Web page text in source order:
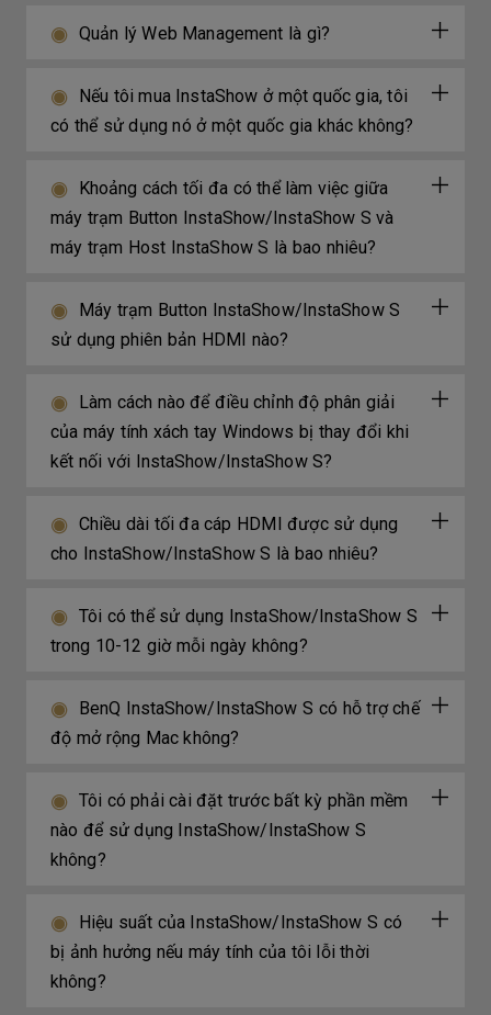
Quản lý Web Management là gì?
Nếu tôi mua InstaShow ở một quốc gia, tôi
có thể sử dụng nó ở một quốc gia khác không?
Khoảng cách tối đa có thể làm việc giữa
máy trạm Button InstaShow/InstaShow S và
máy trạm Host InstaShow S là bao nhiêu?
Máy trạm Button InstaShow/InstaShow S
sử dụng phiên bản HDMI nào?
Làm cách nào để điều chỉnh độ phân giải
của máy tính xách tay Windows bị thay đổi khi
kết nối với InstaShow/InstaShow S?
Chiều dài tối đa cáp HDMI được sử dụng
cho InstaShow/InstaShow S là bao nhiêu?
Tôi có thể sử dụng InstaShow/InstaShow S
trong 10-12 giờ mỗi ngày không?
BenQ InstaShow/InstaShow S có hỗ trợ chế
độ mở rộng Mac không?
Tôi có phải cài đặt trước bất kỳ phần mềm
nào để sử dụng InstaShow/InstaShow S
không?
Hiệu suất của InstaShow/InstaShow S có
bị ảnh hưởng nếu máy tính của tôi lỗi thời
không?